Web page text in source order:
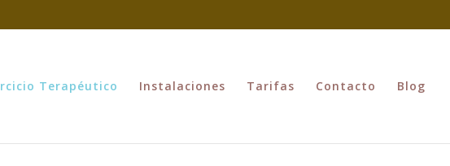
Terapéutico Instalaciones Tarifas Contacto Blog